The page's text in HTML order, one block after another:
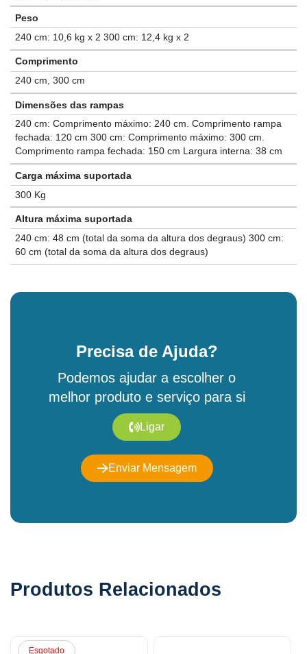
Peso
240 cm: 10,6 kg x 2 300 cm: 12,4 kg x 2
Comprimento
240 cm, 300 cm
Dimensões das rampas
240 cm: Comprimento máximo: 240 cm. Comprimento rampa
fechada: 120 cm 300 cm: Comprimento máximo: 300 cm.
Comprimento rampa fechada: 150 cm Largura interna: 38 cm
Carga máxima suportada
300 Kg
Altura máxima suportada
240 cm: 48 cm (total da soma da altura dos degraus) 300 cm:
60 cm (total da soma da altura dos degraus)
Precisa de Ajuda?
Podemos ajudar a escolher o
melhor produto e serviço para si
Ligar
Enviar Mensagem
Produtos Relacionados
Esgotado